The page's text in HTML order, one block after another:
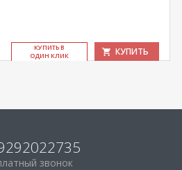
КУ­ПИТЬ В
ОДИН КЛИК
КУПИТЬ
звонок